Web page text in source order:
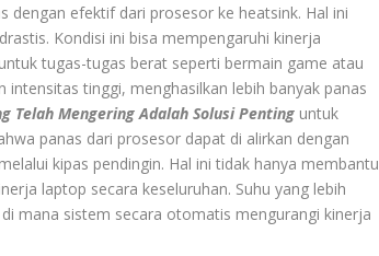
dengan efektif dari prosesor ke heatsink. Hal ini
Kondisi ini bisa mempengaruhi kinerja
tugas-tugas berat seperti bermain game atau
tinggi, menghasilkan lebih banyak panas
Telah Mengering Adalah Solusi Penting untuk
panas dari prosesor dapat di alirkan dengan
kipas pendingin. Hal ini tidak hanya membantu
laptop secara keseluruhan. Suhu yang lebih
mana sistem secara otomatis mengurangi kinerja